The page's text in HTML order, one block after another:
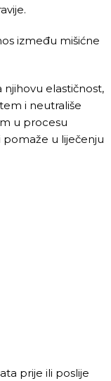
između mišićne
njihovu elastičnost,
i neutrališe
u procesu
pomaže u liječenju
prije ili poslije